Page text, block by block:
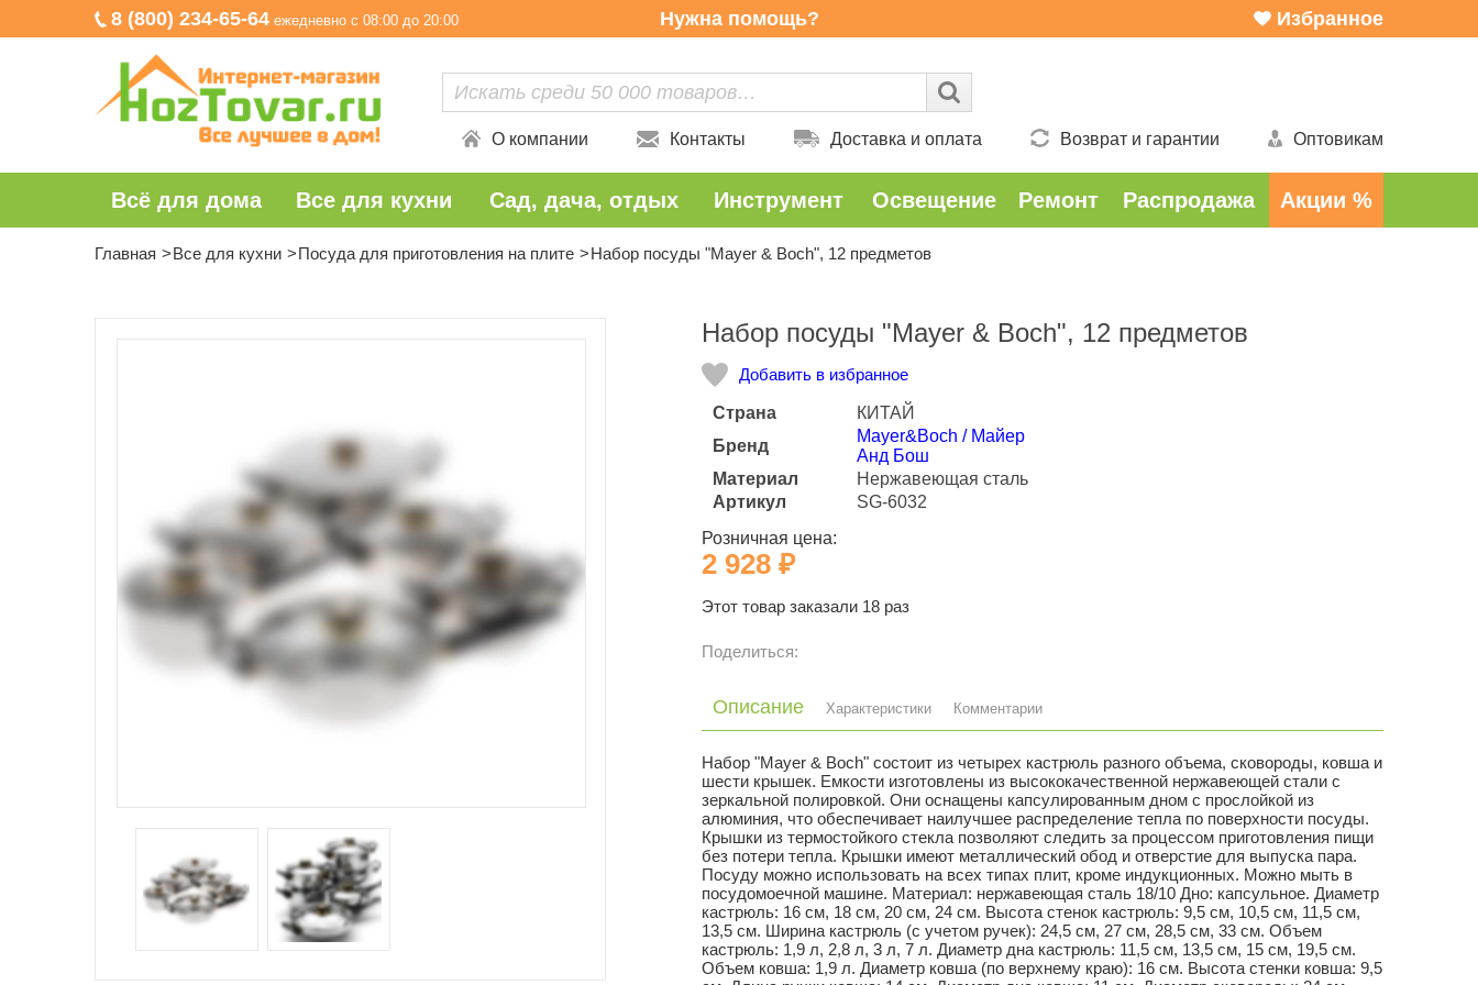
8 (800) 234-65-64 ежедневно с 08:00 до 20:00 Нужна помощь? Избранное
О компании Контакты Доставка и оплата Возврат и гарантии Оптовикам
Всё для дома Все для кухни Сад, дача, отдых Инструмент Освещение Ремонт Распродажа Акции %
Главная Все для кухни Посуда для приготовления на плите Набор посуды "Mayer & Boch", 12 предметов
Набор посуды "Mayer & Boch", 12 предметов
Добавить в избранное
Страна
КИТАЙ
Бренд
Mayer&Boch / Майер
Анд Бош
Материал
Нержавеющая сталь
Артикул
SG-6032
Розничная цена:
2 928 ₽
Этот товар заказали 18 раз
Поделиться:
Описание Характеристики Комментарии
Набор "Mayer & Boch" состоит из четырех кастрюль разного объема, сковороды, ковша и
шести крышек. Емкости изготовлены из высококачественной нержавеющей стали с
зеркальной полировкой. Они оснащены капсулированным дном с прослойкой из
алюминия, что обеспечивает наилучшее распределение тепла по поверхности посуды.
Крышки из термостойкого стекла позволяют следить за процессом приготовления пищи
без потери тепла. Крышки имеют металлический обод и отверстие для выпуска пара.
Посуду можно использовать на всех типах плит, кроме индукционных. Можно мыть в
посудомоечной машине. Материал: нержавеющая сталь 18/10 Дно: капсульное. Диаметр
кастрюль: 16 см, 18 см, 20 см, 24 см. Высота стенок кастрюль: 9,5 см, 10,5 см, 11,5 см,
13,5 см. Ширина кастрюль (с учетом ручек): 24,5 см, 27 см, 28,5 см, 33 см. Объем
кастрюль: 1,9 л, 2,8 л, 3 л, 7 л. Диаметр дна кастрюль: 11,5 см, 13,5 см, 15 см, 19,5 см.
Объем ковша: 1,9 л. Диаметр ковша (по верхнему краю): 16 см. Высота стенки ковша: 9,5